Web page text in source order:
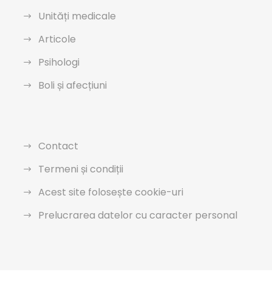
Unități medicale
Articole
Psihologi
Boli și afecțiuni
Contact
Termeni și condiții
Acest site folosește cookie-uri
Prelucrarea datelor cu caracter personal